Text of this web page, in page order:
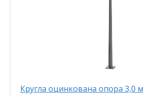
Кругла оцинкована опора 3,0